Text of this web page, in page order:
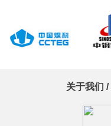
关于我们 /